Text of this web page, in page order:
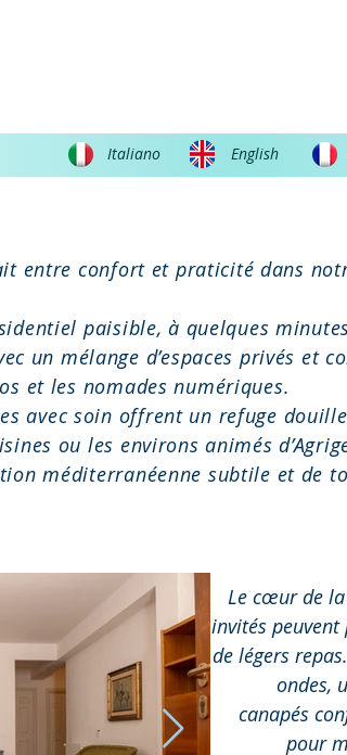
Italiano
English
entre confort et praticité dans
paisible, à quelques
un mélange d’espaces privés et
et les nomades numériques.
avec soin offrent un refuge
ou les environs animés
méditerranéenne subtile et de
Le cœur de la
invités
de légers
ondes,
canapés
pour